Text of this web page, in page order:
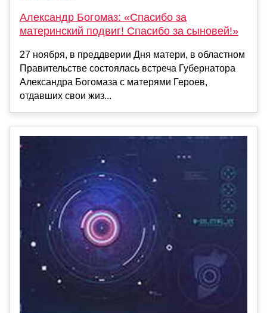
Александр Богомаз: «Спасибо за
материнский подвиг! Спасибо за сыновей!»
27 ноября, в преддверии Дня матери, в областном
Правительстве состоялась встреча Губернатора
Александра Богомаза с матерями Героев,
отдавших свои жиз...